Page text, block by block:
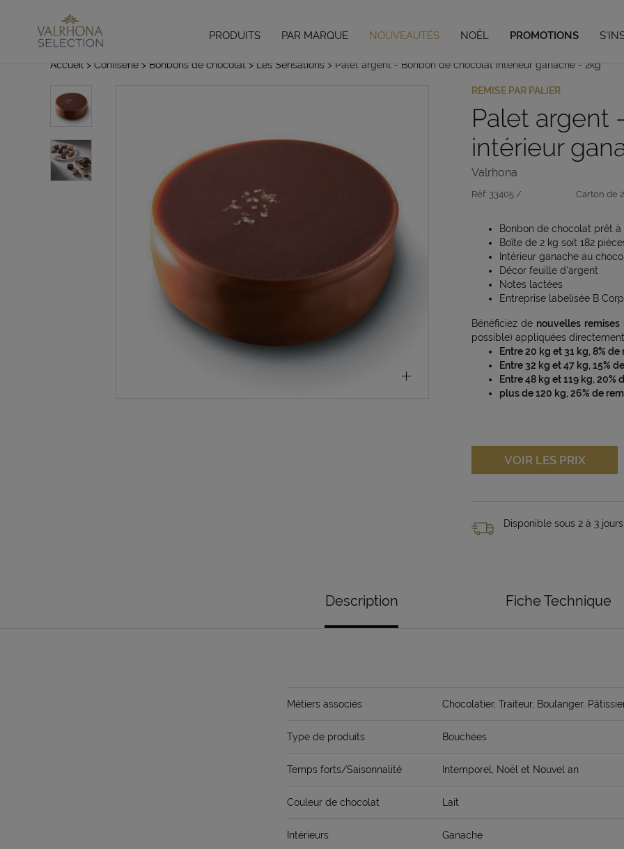
PRODUITS PAR MARQUE NOUVEAUTÉS NOËL PROMOTIONS
Accueil > Confiserie > Bonbons de chocolat > Les Sensations > Palet argent - Bonbon de chocolat intérieur ganache - 2kg
REMISE PAR PALIER
Palet argent
intérieur
Valrhona
Réf: 33405 / Carton de
Bonbon de chocolat prêt
Boîte de 2 kg soit 182
Intérieur ganache au
Décor feuille d'argent
Notes lactées
Entreprise labelisée B Corp
Bénéficiez de nouvelles remises
possible) appliquées
Entre 20 kg et 31 kg, 8%
Entre 32 kg et 47 kg, 15%
Entre 48 kg et 119 kg, 20%
plus de 120 kg, 26% de
VOIR LES PRIX
Disponible sous 2 à 3
Description Fiche Technique
Métiers associés Chocolatier, Traiteur, Boulanger,
Type de produits Bouchées
Temps forts/Saisonnalité Intemporel, Noël et Nouvel an
Couleur de chocolat Lait
Intérieurs Ganache